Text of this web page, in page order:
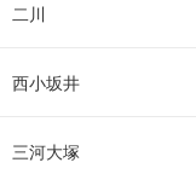
二川
西小坂井
三河大塚